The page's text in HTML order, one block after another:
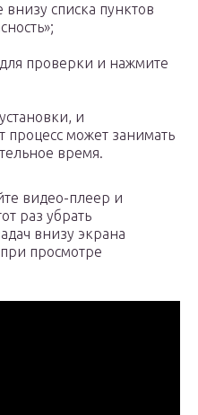
списка пунктов
проверки и нажмите
и
процесс может занимать
время.
видео-плеер и
раз убрать
внизу экрана
просмотре